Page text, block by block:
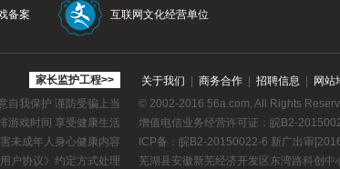
备案 互联网文化经营单位
家长监护工程>>
自我保护 谨防受骗上当
游戏时间 享受健康生活
未成年人身心健康内容
用户协议》 约定方式处理
关于我们 商务合作 招聘信息 网站
© 2002-2016 56a.com, All Rights
增值电信业务经营许可证： 皖B2-
ICP备：皖B2-20150022-6 新广出审
芜湖县安徽新芜经济开发区东湾路科创